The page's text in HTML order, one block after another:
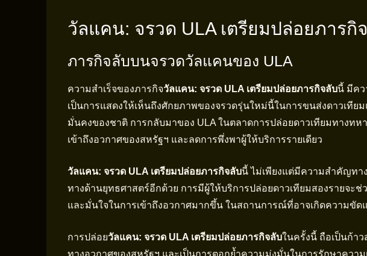
วัลแคน: จรวด ULA เตรียมปล่อยภารกิ
ภารกิจลับบนจรวดวัลแคนของ ULA
ความสำเร็จของภารกิจวัลแคน: จรวด ULA เตรียมปล่อยภารกิจลับนี้ มีคว
เป็นการแสดงให้เห็นถึงศักยภาพของจรวดรุ่นใหม่นี้ในการขนส่งดาวเที
มั่นคงของชาติ การกลับมาของ ULA ในตลาดการปล่อยดาวเทียมทางทห
เข้าถึงอวกาศของสหรัฐฯ และลดการพึ่งพาผู้ให้บริการรายเดียว
วัลแคน: จรวด ULA เตรียมปล่อยภารกิจลับนี้ ไม่เพียงแต่มีความสำคัญท
ทางด้านยุทธศาสตร์อีกด้วย การมีผู้ให้บริการปล่อยดาวเทียมสองรายจะ
และมั่นใจในการเข้าถึงอวกาศมากขึ้น ในสถานการณ์ที่อาจเกิดความขั
การปล่อยวัลแคน: จรวด ULA เตรียมปล่อยภารกิจลับในครั้งนี้ ถือเป็นก้า
ทางอวกาศของสหรัฐฯ และเป็นการตอกย้ำความมุ่งมั่นในการรักษาควา